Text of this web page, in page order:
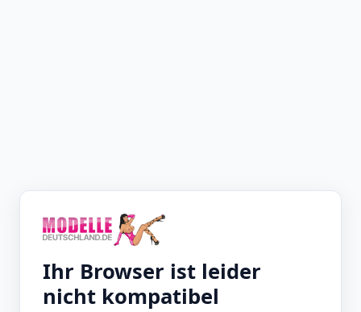
Ihr Browser ist leider
nicht kompatibel